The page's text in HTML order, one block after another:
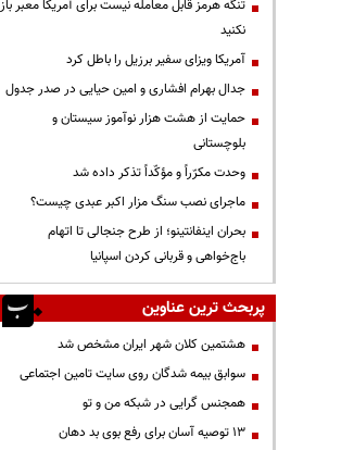
تنگه هرمز قابل معامله نیست برای آمریکا معبر باز
نکنید
آمریکا ویزای سفیر برزیل را باطل کرد
جدال بهرام افشاری و امین حیایی در صدر جدول
حمایت از هشت هزار نوآموز سیستان و
بلوچستانی
وحدت مکرّراً و مؤکّداً تذکر داده شد
ماجرای نصب سنگ مزار اکبر عبدی چیست؟
بحران اینفانتینو؛ از طرح جنجالی تا اتهام
باج‌خواهی و قربانی کردن اسپانیا
پربحث ترین عناوین
هشتمین کلان شهر ایران مشخص شد
سوابق بیمه شدگان روی سایت تامین اجتماعی
همجنس گرایی در شبکه من و تو
13 توصیه آسان برای رفع بوی بد دهان